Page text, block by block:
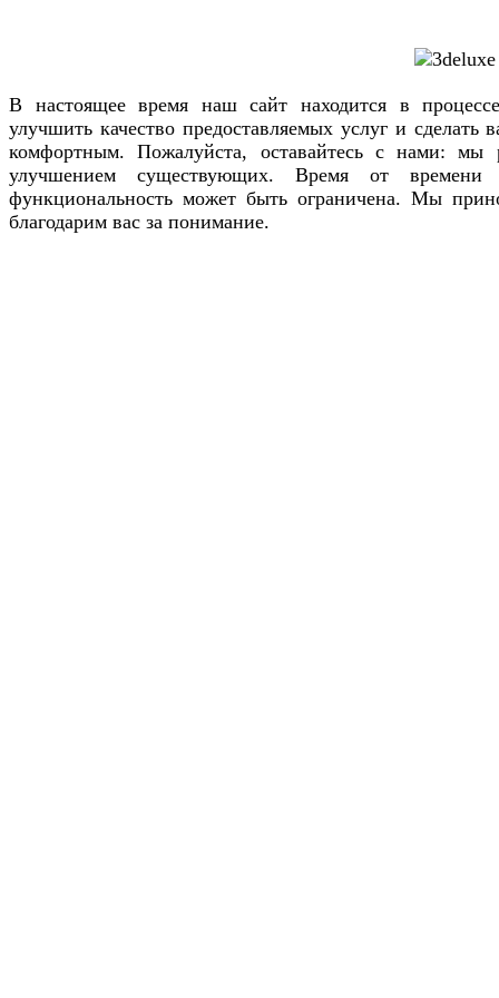
В настоящее время наш сайт находится в
улучшить качество предоставляемых услуг и
комфортным. Пожалуйста, оставайтесь с нами:
улучшением существующих. Время от
функциональность может быть ограничена. Мы
благодарим вас за понимание.